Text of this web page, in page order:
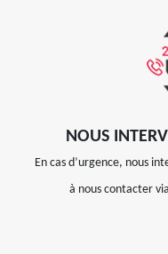
NOUS
En cas d’urgence, nous
à nous contacter